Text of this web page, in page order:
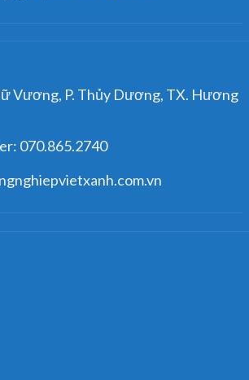
Vương, P. Thủy Dương, TX. Hương
070.865.2740